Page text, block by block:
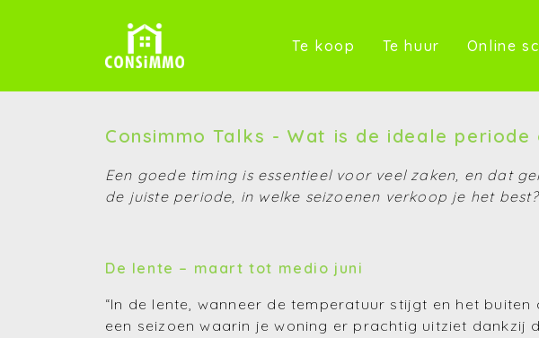
Te koop (Te koop)
Te huur (Te huur)
Online
Consimmo Talks - Wat is de ideale
Een goede timing is essentieel voor veel zaken, en dat
de juiste periode, in welke seizoenen verkoop je het
De lente – maart tot medio juni
“In de lente, wanneer de temperatuur stijgt en het
een seizoen waarin je woning er prachtig uitziet dankzij